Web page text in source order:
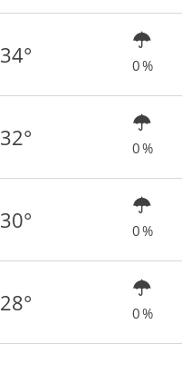
34° 0 %
32° 0 %
30° 0 %
28° 0 %